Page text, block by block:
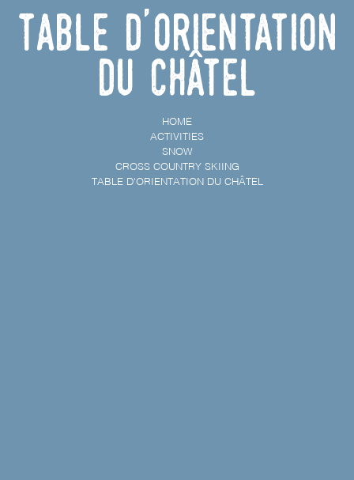
Table d'orientation
du Châtel
HOME
ACTIVITIES
SNOW
CROSS COUNTRY SKIING
TABLE D'ORIENTATION DU CHÂTEL